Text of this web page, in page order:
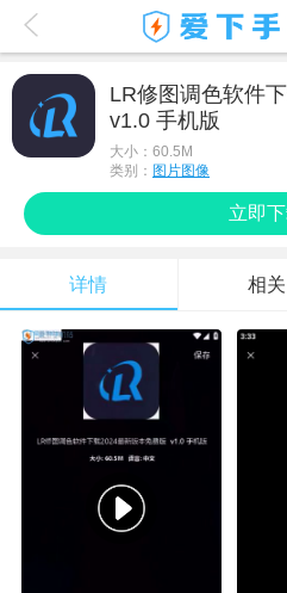
最新
游戏攻
LR修图调色软件
v1.0 手机版
大小： 60.5M
类别： 图片图像
立即
详情 相关